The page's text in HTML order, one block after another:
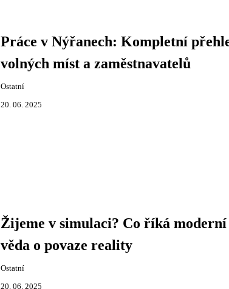
Práce v Nýřanech: Kompletní
volných míst a zaměstnavatelů
Ostatní
20. 06. 2025
Žijeme v simulaci? Co říká moderní
věda o povaze reality
Ostatní
20. 06. 2025